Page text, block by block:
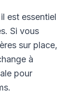
est essentiel
Si vous
sur place,
à
pour